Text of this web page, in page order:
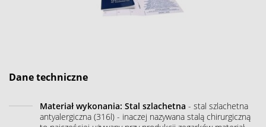
Dane techniczne
Materiał wykonania: Stal szlachetna - stal szlachetna
antyalergiczna (316l) - inaczej nazywana stalą chirurgiczną